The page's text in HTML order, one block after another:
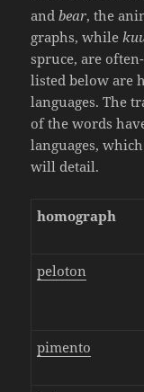
andbear, the
graphs, while
spruce, are
listed below are
languages. The
of the words
languages,
will detail.
homo­graph
peloton
pimento